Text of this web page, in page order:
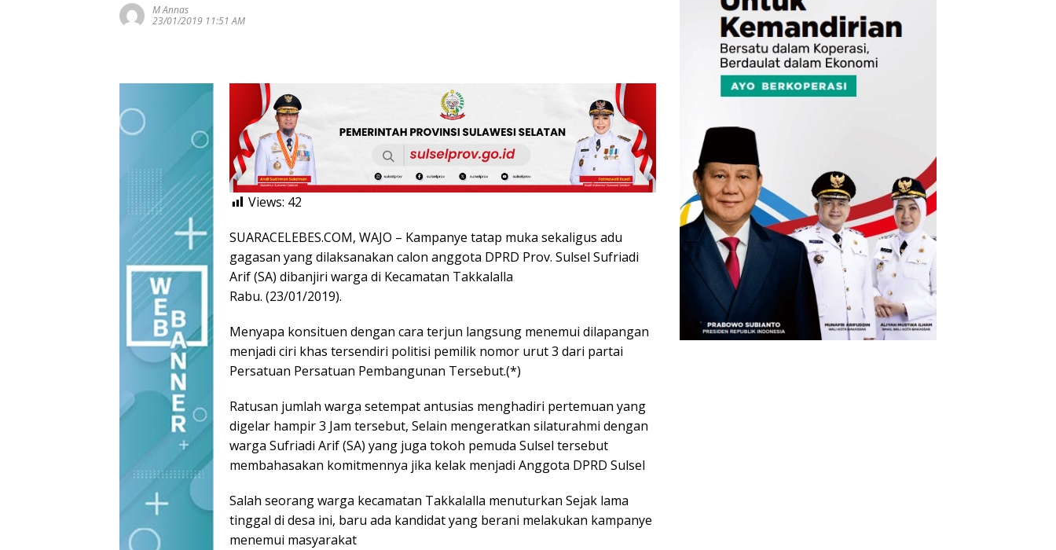
M Annas
23/01/2019 11:51 AM
Views: 42
SUARACELEBES.COM, WAJO – Kampanye tatap muka sekaligus adu
gagasan yang dilaksanakan calon anggota DPRD Prov. Sulsel Sufriadi
Arif (SA) dibanjiri warga di Kecamatan Takkalalla
Rabu. (23/01/2019).
Menyapa konsituen dengan cara terjun langsung menemui dilapangan
menjadi ciri khas tersendiri politisi pemilik nomor urut 3 dari partai
Persatuan Persatuan Pembangunan Tersebut.(*)
Ratusan jumlah warga setempat antusias menghadiri pertemuan yang
digelar hampir 3 Jam tersebut, Selain mengeratkan silaturahmi dengan
warga Sufriadi Arif (SA) yang juga tokoh pemuda Sulsel tersebut
membahasakan komitmennya jika kelak menjadi Anggota DPRD Sulsel
Salah seorang warga kecamatan Takkalalla menuturkan Sejak lama
tinggal di desa ini, baru ada kandidat yang berani melakukan kampanye
menemui masyarakat